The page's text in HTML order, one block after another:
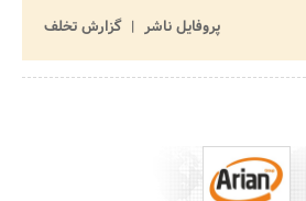
پروفایل ناشر
گزارش تخلف